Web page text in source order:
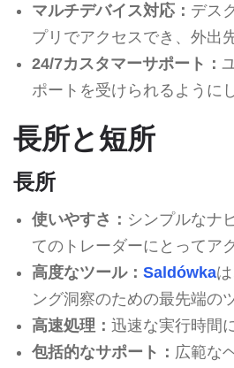
マルチデバイス対応： デス
プリでアクセスでき、外出
24/7カスタマーサポート：
ポートを受けられるように
長所と短所
長所
使いやすさ： シンプルなナ
てのトレーダーにとってア
高度なツール： Saldówka
ング洞察のための最先端の
高速処理： 迅速な実行時間
包括的なサポート： 広範な